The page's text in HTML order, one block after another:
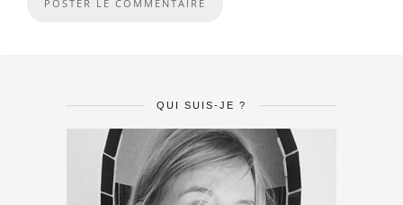
QUI SUIS-JE ?